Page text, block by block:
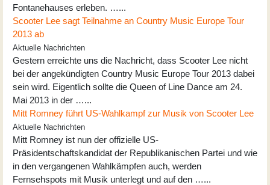
Fontanehauses erleben. …...
Scooter Lee sagt Teilnahme an Country Music Europe Tour
2013 ab
Aktuelle Nachrichten
Gestern erreichte uns die Nachricht, dass Scooter Lee nicht
bei der angekündigten Country Music Europe Tour 2013 dabei
sein wird. Eigentlich sollte die Queen of Line Dance am 24.
Mai 2013 in der …...
Mitt Romney führt US-Wahlkampf zur Musik von Scooter Lee
Aktuelle Nachrichten
Mitt Romney ist nun der offizielle US-
Präsidentschaftskandidat der Republikanischen Partei und wie
in den vergangenen Wahlkämpfen auch, werden
Fernsehspots mit Musik unterlegt und auf den …...